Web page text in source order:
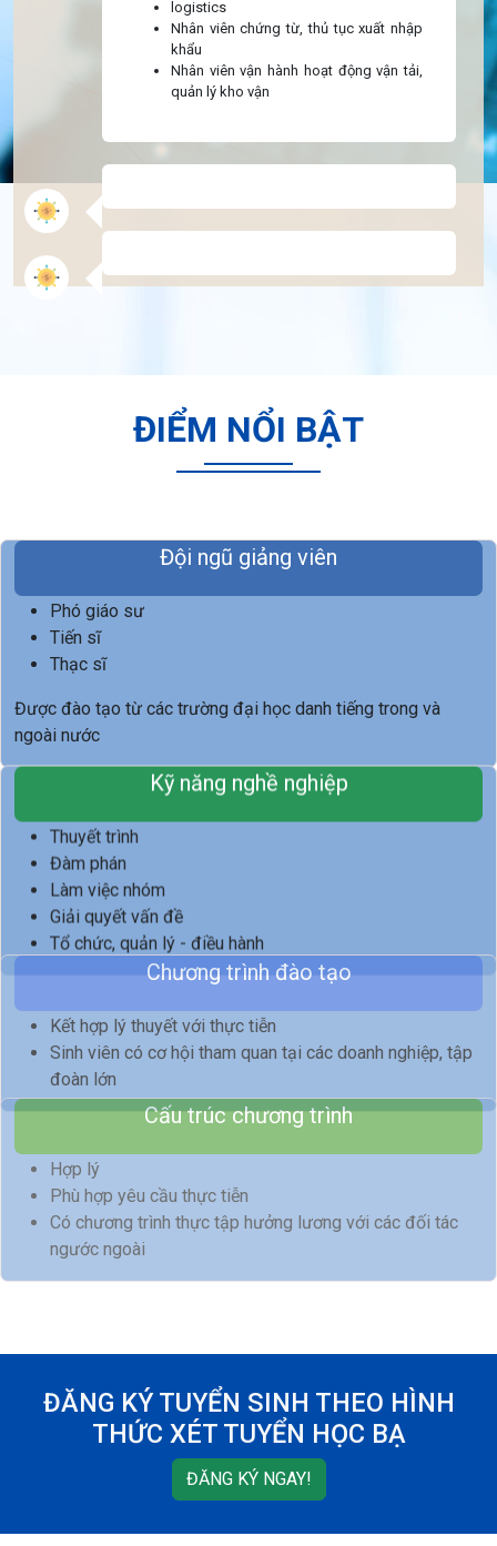
logistics
Nhân viên chứng từ, thủ tục xuất nhập
khẩu
Nhân viên vận hành hoạt động vận tải,
quản lý kho vận
ĐIỂM NỔI BẬT
Đội ngũ giảng viên
Phó giáo sư
Tiến sĩ
Thạc sĩ
Được đào tạo từ các trường đại học danh tiếng trong và
ngoài nước
Kỹ năng nghề nghiệp
Thuyết trình
Đàm phán
Làm việc nhóm
Giải quyết vấn đề
Tổ chức, quản lý - điều hành
Chương trình đào tạo
Kết hợp lý thuyết với thực tiễn
Sinh viên có cơ hội tham quan tại các doanh nghiệp, tập
đoàn lớn
Cấu trúc chương trình
Hợp lý
Phù hợp yêu cầu thực tiễn
Có chương trình thực tập hưởng lương với các đối tác
ĐĂNG KÝ TUYỂN SINH THEO HÌNH
THỨC XÉT TUYỂN HỌC BẠ
ĐĂNG KÝ NGAY!